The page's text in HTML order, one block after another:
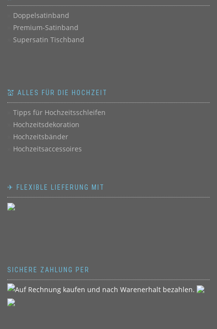
Doppelsatinband
Premium-Satinband
Supersatin Tischband
💒 ALLES FÜR DIE HOCHZEIT
Tipps für Hochzeitsschleifen
Hochzeitsdekoration
Hochzeitsbänder
Hochzeitsaccessoires
✈ FLEXIBLE LIEFERUNG MIT
SICHERE ZAHLUNG PER